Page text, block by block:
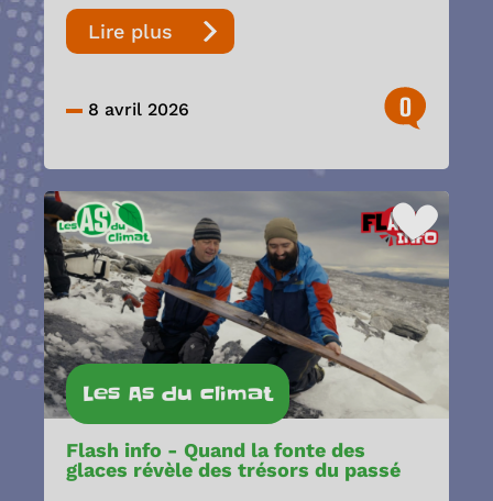
Lire plus
8 avril 2026 0
Les As du climat
Flash info - Quand la fonte des
glaces révèle des trésors du passé